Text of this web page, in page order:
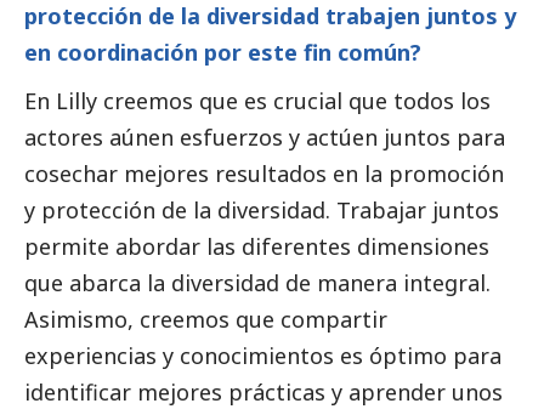
protección de la diversidad trabajen juntos y
en coordinación por este fin común?
En Lilly creemos que es crucial que todos los
actores aúnen esfuerzos y actúen juntos para
cosechar mejores resultados en la promoción
y protección de la diversidad. Trabajar juntos
permite abordar las diferentes dimensiones
que abarca la diversidad de manera integral.
Asimismo, creemos que compartir
experiencias y conocimientos es óptimo para
identificar mejores prácticas y aprender unos